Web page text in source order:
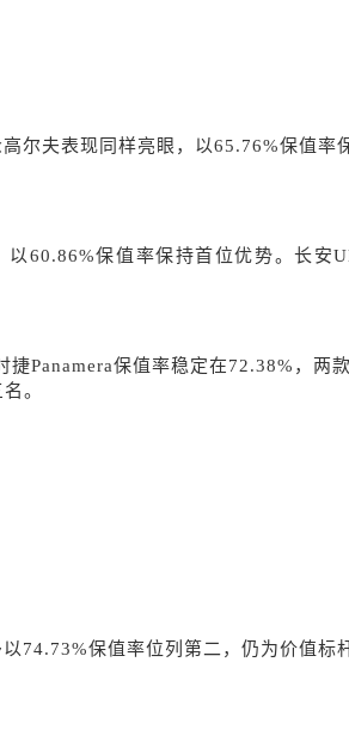
尔夫表现同样亮眼，以65.76%保值率
以60.86%保值率保持首位优势。长安
Panamera保值率稳定在72.38%，两
。
74.73%保值率位列第二，仍为价值标